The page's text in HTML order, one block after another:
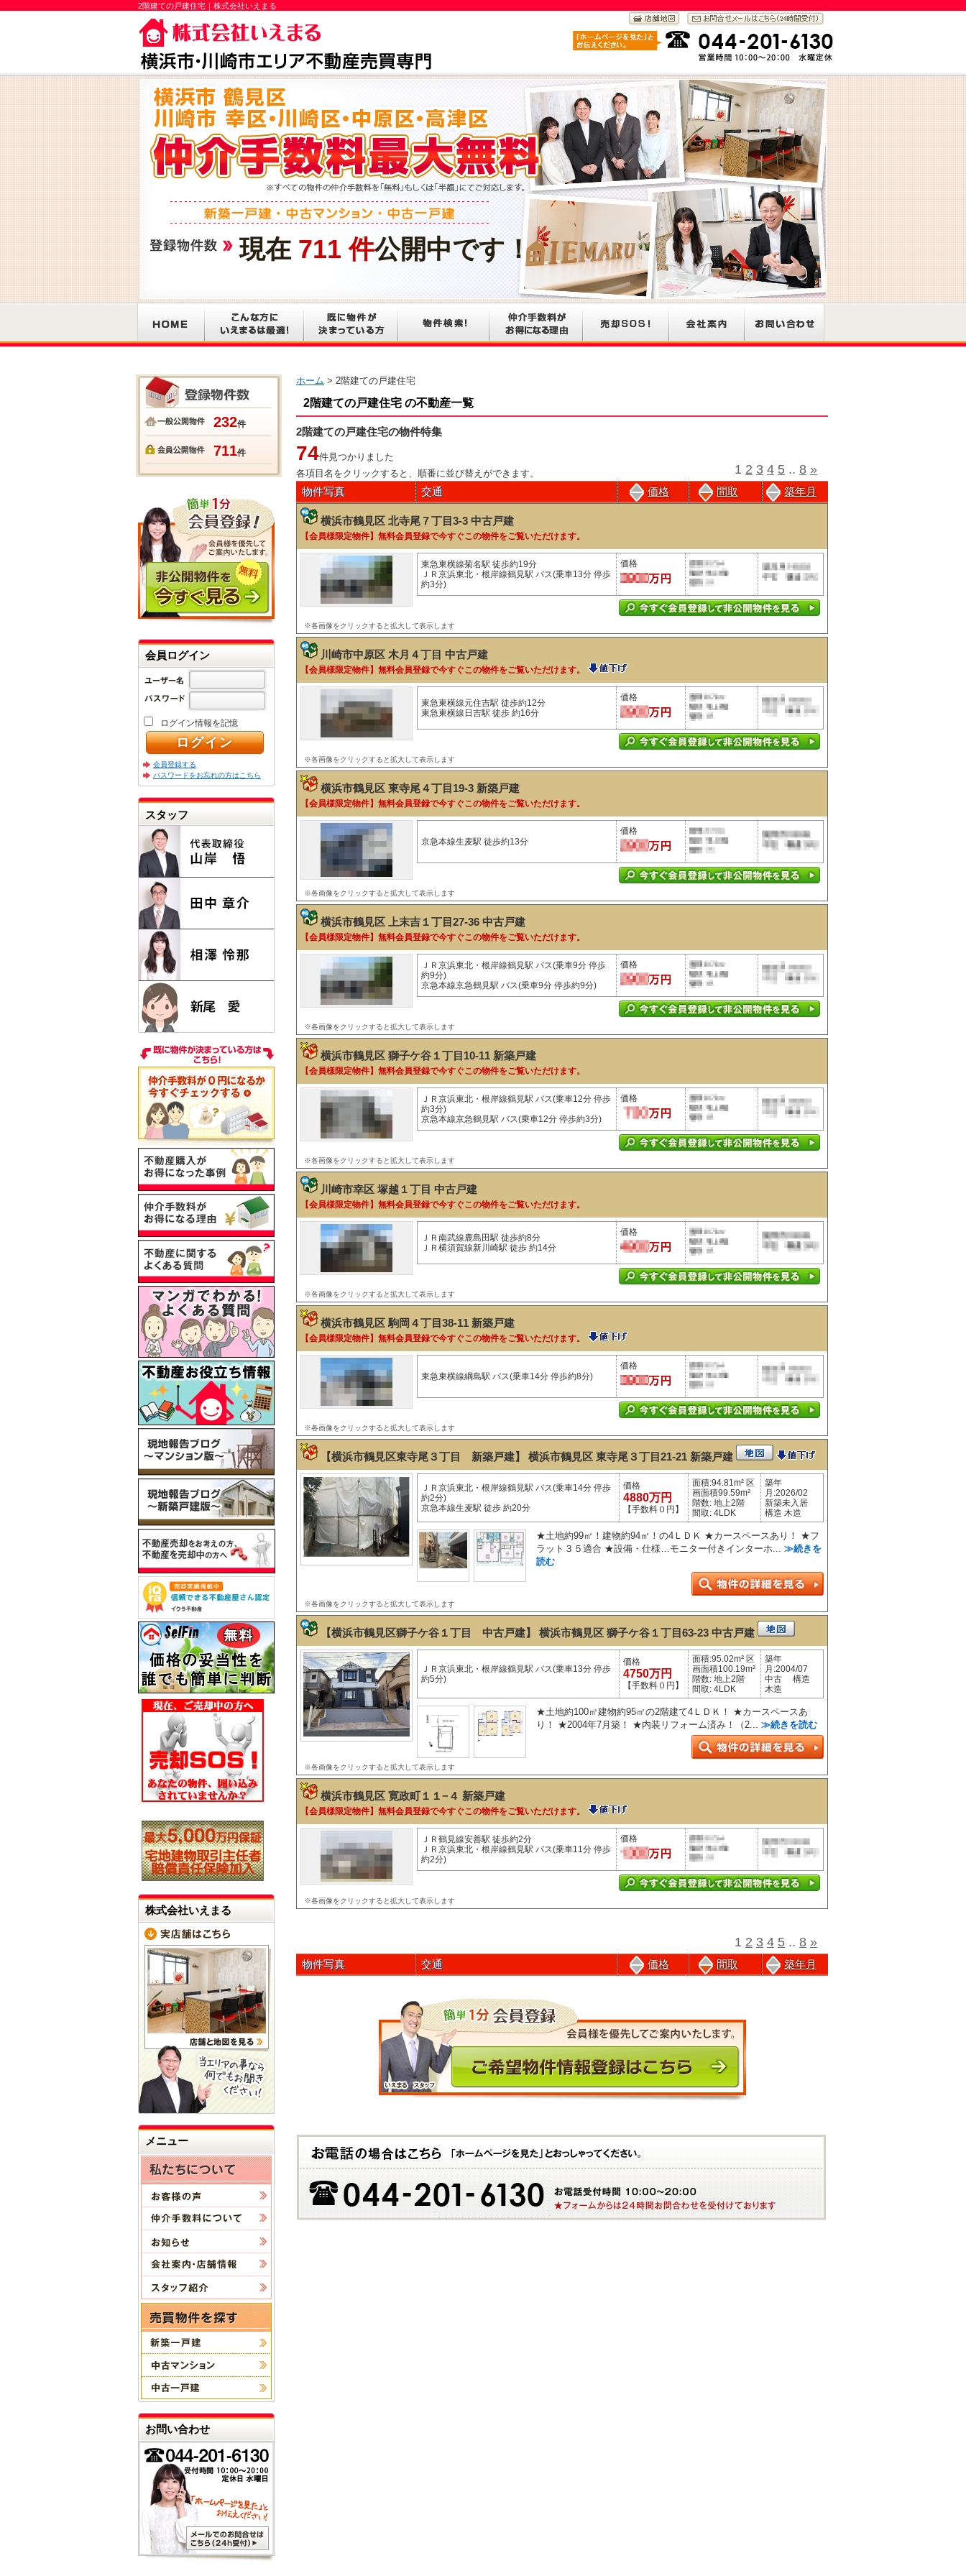
2階建ての戸建住宅｜株式会社いえまる
現在 711 件公開中です！
ホーム > 2階建ての戸建住宅
2階建ての戸建住宅 の不動産一覧
2階建ての戸建住宅の物件特集
74件見つかりました
各項目名をクリックすると、順番に並び替えができます。
物件写真 交通 価格 間取 築年月
1 2 3 4 5 .. 8 »
横浜市鶴見区 北寺尾７丁目3-3 中古戸建
【会員様限定物件】無料会員登録で今すぐこの物件をご覧いただけます。
東急東横線菊名駅 徒歩約19分
ＪＲ京浜東北・根岸線鶴見駅 バス(乗車13分 停歩
約3分)
価格
※各画像をクリックすると拡大して表示します
川崎市中原区 木月４丁目 中古戸建
【会員様限定物件】無料会員登録で今すぐこの物件をご覧いただけます。
東急東横線元住吉駅 徒歩約12分
東急東横線日吉駅 徒歩 約16分
価格
※各画像をクリックすると拡大して表示します
横浜市鶴見区 東寺尾４丁目19-3 新築戸建
【会員様限定物件】無料会員登録で今すぐこの物件をご覧いただけます。
京急本線生麦駅 徒歩約13分
価格
※各画像をクリックすると拡大して表示します
横浜市鶴見区 上末吉１丁目27-36 中古戸建
【会員様限定物件】無料会員登録で今すぐこの物件をご覧いただけます。
ＪＲ京浜東北・根岸線鶴見駅 バス(乗車9分 停歩
約9分)
京急本線京急鶴見駅 バス(乗車9分 停歩約9分)
価格
※各画像をクリックすると拡大して表示します
横浜市鶴見区 獅子ケ谷１丁目10-11 新築戸建
【会員様限定物件】無料会員登録で今すぐこの物件をご覧いただけます。
ＪＲ京浜東北・根岸線鶴見駅 バス(乗車12分 停歩
約3分)
京急本線京急鶴見駅 バス(乗車12分 停歩約3分)
価格
※各画像をクリックすると拡大して表示します
川崎市幸区 塚越１丁目 中古戸建
【会員様限定物件】無料会員登録で今すぐこの物件をご覧いただけます。
ＪＲ南武線鹿島田駅 徒歩約8分
ＪＲ横須賀線新川崎駅 徒歩 約14分
価格
※各画像をクリックすると拡大して表示します
横浜市鶴見区 駒岡４丁目38-11 新築戸建
【会員様限定物件】無料会員登録で今すぐこの物件をご覧いただけます。
東急東横線綱島駅 バス(乗車14分 停歩約8分)
価格
※各画像をクリックすると拡大して表示します
【横浜市鶴見区東寺尾３丁目 新築戸建】 横浜市鶴見区 東寺尾３丁目21-21 新築戸建
ＪＲ京浜東北・根岸線鶴見駅 バス(乗車14分 停歩
約2分)
京急本線生麦駅 徒歩 約20分
価格
4880万円
【手数料０円】
面積:94.81m² 区
画面積99.59m²
階数: 地上2階
間取: 4LDK
築年
月:2026/02
新築未入居
構造 木造
★土地約99㎡！建物約94㎡！の4ＬＤＫ ★カースペースあり！ ★フ
ラット３５適合 ★設備・仕様…モニター付きインターホ... ≫続きを
読む
※各画像をクリックすると拡大して表示します
【横浜市鶴見区獅子ケ谷１丁目 中古戸建】 横浜市鶴見区 獅子ケ谷１丁目63-23 中古戸建
ＪＲ京浜東北・根岸線鶴見駅 バス(乗車13分 停歩
約5分)
価格
4750万円
【手数料０円】
面積:95.02m² 区
画面積100.19m²
階数: 地上2階
間取: 4LDK
築年
月:2004/07
中古 構造
木造
★土地約100㎡建物約95㎡の2階建て4ＬＤＫ！ ★カースペースあ
り！ ★2004年7月築！ ★内装リフォーム済み！（2... ≫続きを読む
※各画像をクリックすると拡大して表示します
横浜市鶴見区 寛政町１１−４ 新築戸建
【会員様限定物件】無料会員登録で今すぐこの物件をご覧いただけます。
ＪＲ鶴見線安善駅 徒歩約2分
ＪＲ京浜東北・根岸線鶴見駅 バス(乗車11分 停歩
約2分)
価格
※各画像をクリックすると拡大して表示します
物件写真 交通 価格 間取 築年月
1 2 3 4 5 .. 8 »
前のページにもどる
232件
711件
会員ログイン
ログイン情報を記憶
会員登録する
パスワードをお忘れの方はこちら
スタッフ
株式会社いえまる
メニュー
お問い合わせ